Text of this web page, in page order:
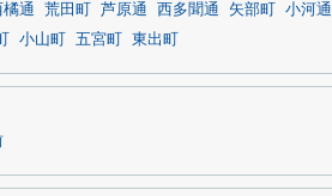
橘通 荒田町 芦原通 西多聞通 矢部町 小河通
小山町 五宮町 東出町